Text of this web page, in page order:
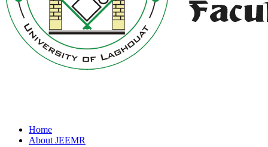
Home
About JEEMR